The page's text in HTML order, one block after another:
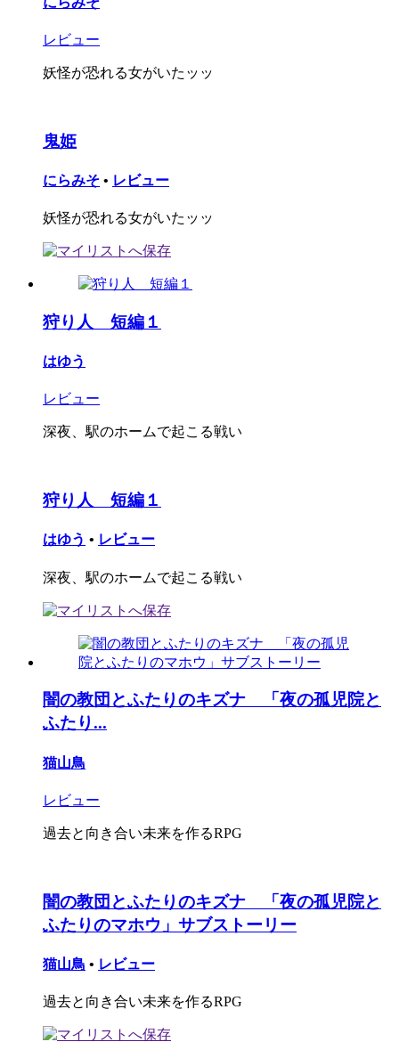
レビュー
妖怪が恐れる女がいたッッ
鬼姫
にらみそ • レビュー
妖怪が恐れる女がいたッッ
狩り人 短編１
はゆう
レビュー
深夜、駅のホームで起こる戦い
狩り人 短編１
はゆう • レビュー
深夜、駅のホームで起こる戦い
闇の教団とふたりのキズナ 「夜の孤児院と
ふたり...
猫山鳥
レビュー
過去と向き合い未来を作るRPG
闇の教団とふたりのキズナ 「夜の孤児院と
ふたりのマホウ」サブストーリー
猫山鳥 • レビュー
過去と向き合い未来を作るRPG